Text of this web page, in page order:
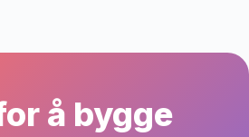
å bygge